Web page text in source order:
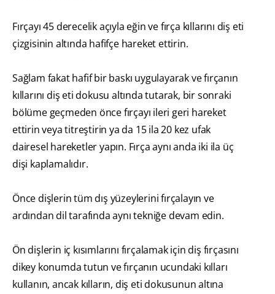
Fırçayı 45 derecelik açıyla eğin ve fırça kıllarını diş eti
çizgisinin altında hafifçe hareket ettirin.
Sağlam fakat hafif bir baskı uygulayarak ve fırçanın
kıllarını diş eti dokusu altında tutarak, bir sonraki
bölüme geçmeden önce fırçayı ileri geri hareket
ettirin veya titreştirin ya da 15 ila 20 kez ufak
dairesel hareketler yapın. Fırça aynı anda iki ila üç
dişi kaplamalıdır.
Önce dişlerin tüm dış yüzeylerini fırçalayın ve
ardından dil tarafında aynı tekniğe devam edin.
Ön dişlerin iç kısımlarını fırçalamak için diş fırçasını
dikey konumda tutun ve fırçanın ucundaki kılları
kullanın, ancak kılların, diş eti dokusunun altına